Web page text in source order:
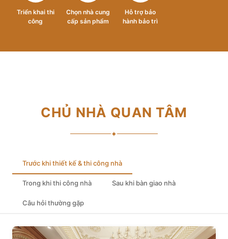
Triển khai thi
công
Chọn nhà cung
cấp sản phẩm
Hỗ trợ bảo
hành bảo trì
CHỦ NHÀ QUAN TÂM
✦
Trước khi thiết kế & thi công nhà
Trong khi thi công nhà Sau khi bàn giao nhà
Câu hỏi thường gặp